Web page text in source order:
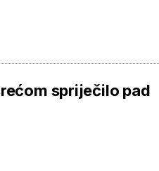
spriječilo pad